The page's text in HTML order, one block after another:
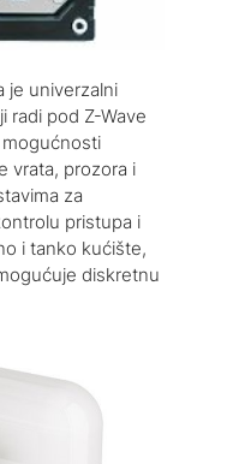
je univerzalni
radi pod Z-Wave
vrata, prozora i
za
pristupa i
i tanko kućište,
diskretnu